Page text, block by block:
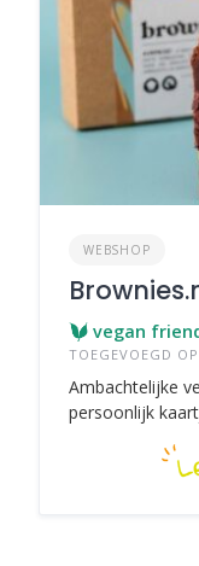
WEBSHOP
vegan
TOEGEVOEGD
Ambachtelijke
persoonlijk